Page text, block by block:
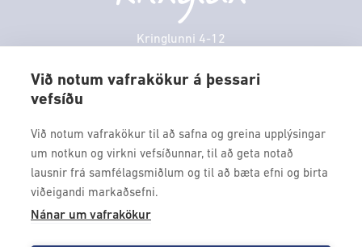
Við notum vafrakökur á þessari
vefsíðu
Við notum vafrakökur til að safna og greina upplýsingar
um notkun og virkni vefsíðunnar, til að geta notað
lausnir frá samfélagsmiðlum og til að bæta efni og birta
viðeigandi markaðsefni.
Nánar um vafrakökur
Kringlunni 4-12
kringlan@kringlan.is
Borgarleikhúsið
Ævintýraland
Fimmtudagur
VERTU MEÐ
Fáðu forskot á dagskrána okkar og sértilboð með því að skrá